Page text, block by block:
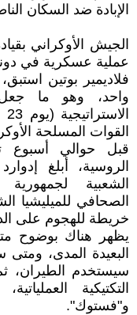
الإبادة ضد السكان
الجيش الأوكراني
عملية عسكرية في دونباس
فلاديمير بوتين
واحد، وهو ما جعل
القوات المسلحة
قبل حوالي أسبوع
الروسية، أبلغ
الشعبية
الصحافي للميليشيا
خريطة للهجوم على
يظهر هناك بوضوح
البعيدة المدى،
سيستخدم الطيران،
التكتيكية
و"فستوك".